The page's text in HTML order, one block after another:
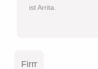
ist Arrita.